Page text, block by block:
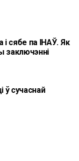
сябе па ІНАЎ. Як
заключэнні
ў сучаснай